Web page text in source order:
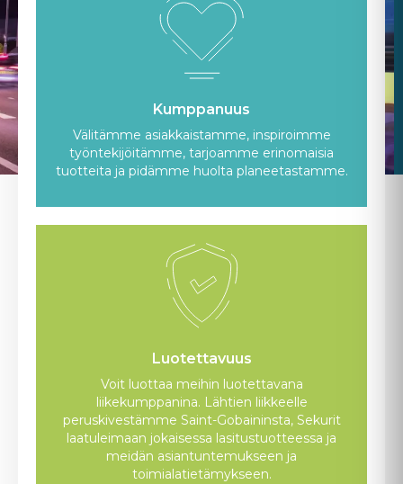
Kumppanuus
Välitämme asiakkaistamme, inspiroimme
työntekijöitämme, tarjoamme erinomaisia
tuotteita ja pidämme huolta planeetastamme.
Luotettavuus
Voit luottaa meihin luotettavana
liikekumppanina. Lähtien liikkeelle
peruskivestämme Saint-Gobaininsta, Sekurit
laatuleimaan jokaisessa lasitustuotteessa ja
meidän asiantuntemukseen ja
toimialatietämykseen.